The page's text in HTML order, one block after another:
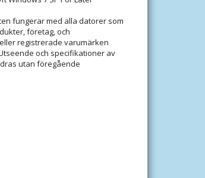
fungerar med alla datorer som
företag, och
registrerade varumärken
och specifikationer av
utan föregående